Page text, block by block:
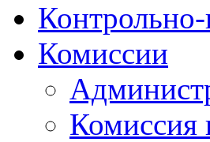
Контрольно-
Комиссии
Комиссия